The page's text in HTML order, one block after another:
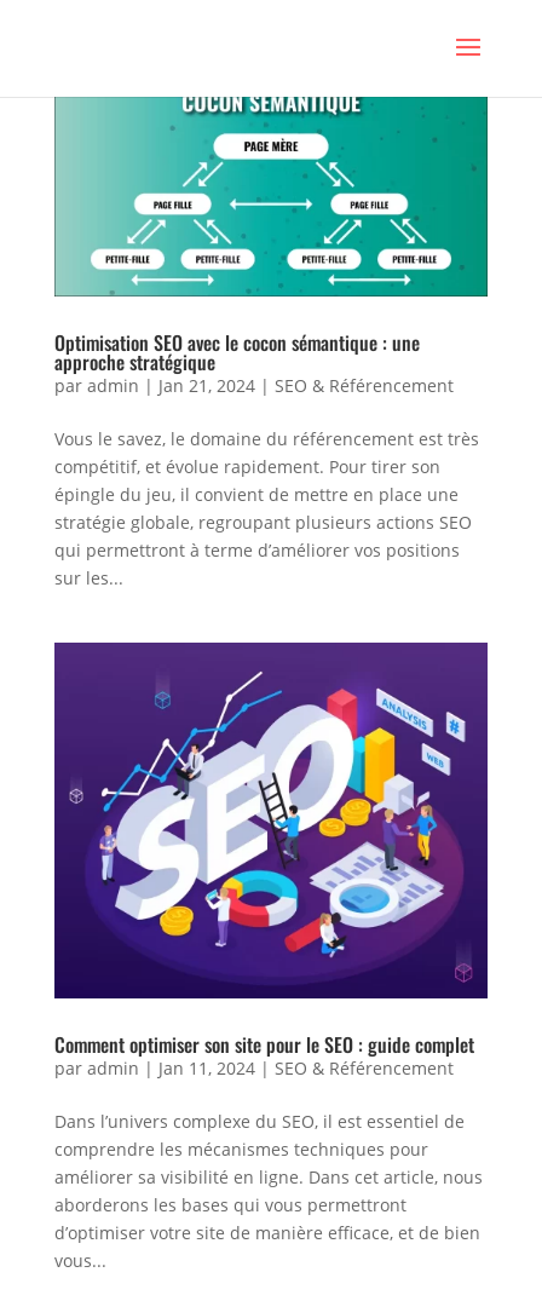
Optimisation SEO avec le cocon sémantique : une
approche stratégique
par admin | Jan 21, 2024| SEO & Référencement
Vous le savez, le domaine du référencement est très
compétitif, et évolue rapidement. Pour tirer son
épingle du jeu, il convient de mettre en place une
stratégie globale, regroupant plusieurs actions SEO
qui permettront à terme d’améliorer vos positions
sur les...
Comment optimiser son site pour le SEO : guide complet
par admin | Jan 11, 2024| SEO & Référencement
Dans l’univers complexe du SEO, il est essentiel de
comprendre les mécanismes techniques pour
améliorer sa visibilité en ligne. Dans cet article, nous
aborderons les bases qui vous permettront
d’optimiser votre site de manière efficace, et de bien
vous...